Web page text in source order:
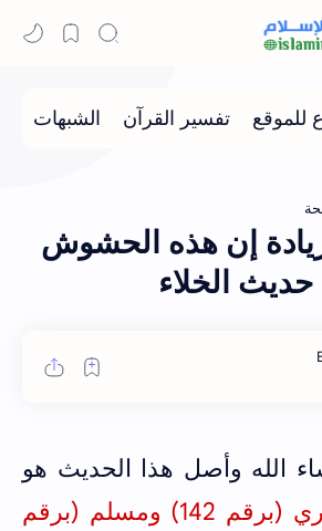
إن هذه الحشوش
الخلاء
الله وأصل هذا الحديث هو
أخرجه البخاري (برقم 142) ومسلم (برقم